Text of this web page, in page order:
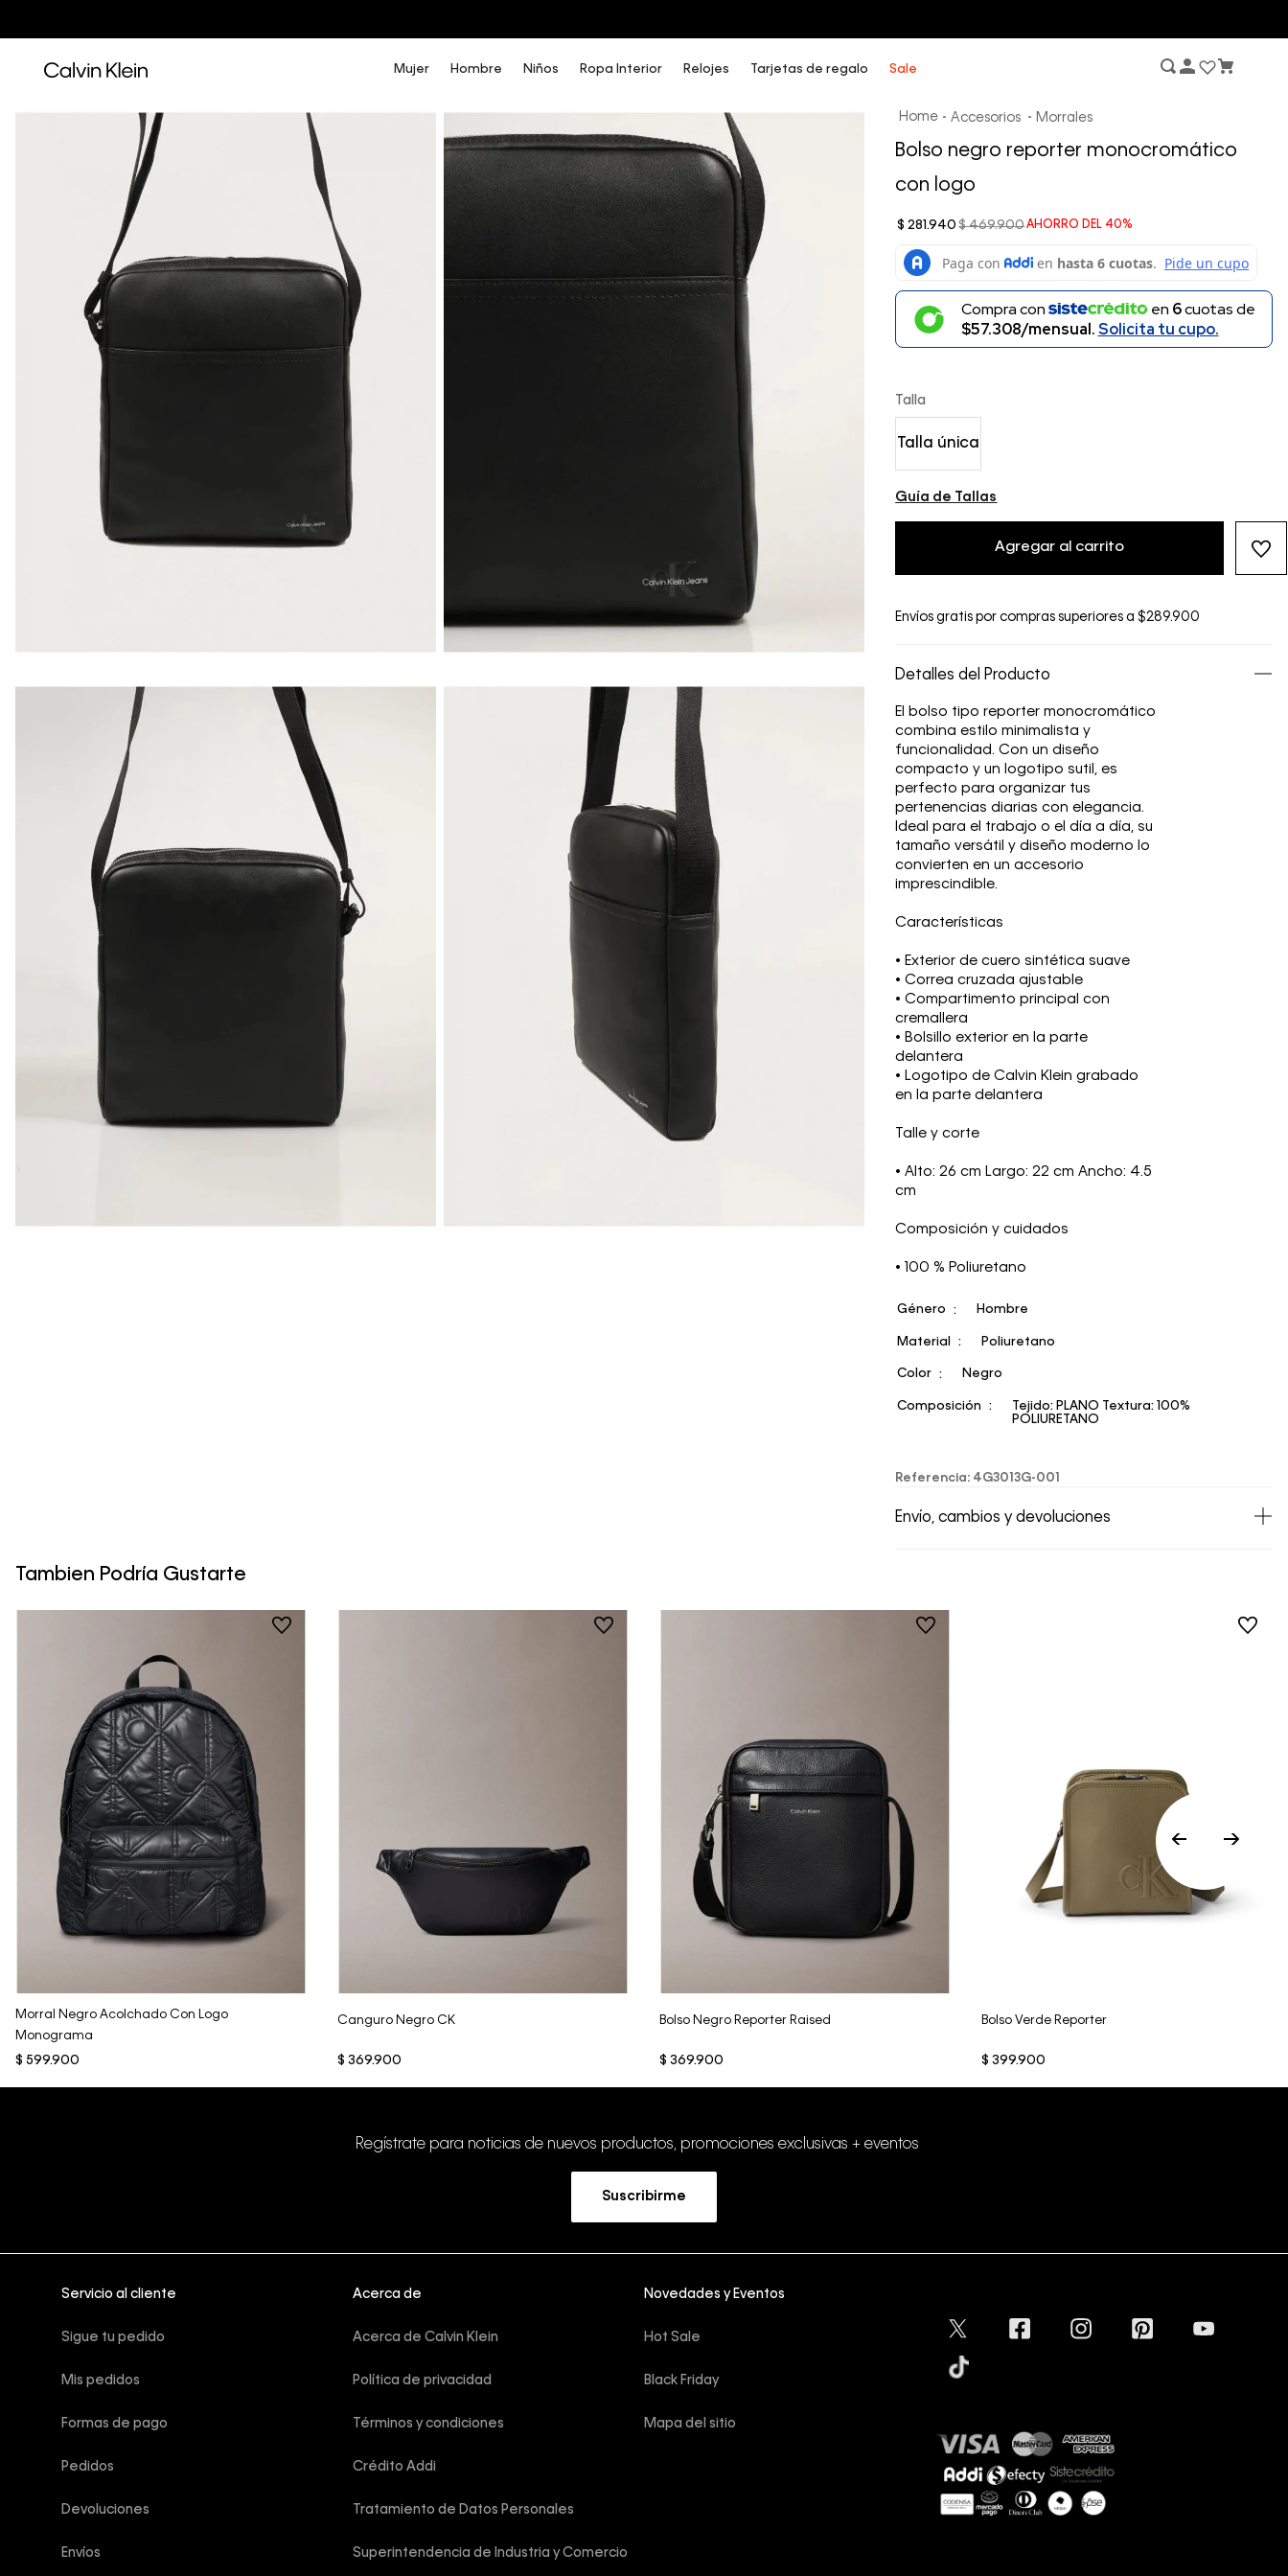
Mujer Hombre Niños Ropa Interior Relojes Tarjetas de regalo Sale
Accesorios Morrales
Bolso negro reporter monocromático
con logo
AHORRO DEL 40%
$ 469.900
$ 281.940
Compra con en 6cuotas de
$57.308/mensual.Solicita tu cupo.
Talla
Talla única
Guía de Tallas
Agregar al carrito
Envíos gratis por compras superiores a $289.900
Detalles del Producto
El bolso tipo reporter monocromático
combina estilo minimalista y
funcionalidad. Con un diseño
compacto y un logotipo sutil, es
perfecto para organizar tus
pertenencias diarias con elegancia.
Ideal para el trabajo o el día a día, su
tamaño versátil y diseño moderno lo
convierten en un accesorio
imprescindible.
Características
• Exterior de cuero sintética suave
• Correa cruzada ajustable
• Compartimento principal con
cremallera
• Bolsillo exterior en la parte
delantera
• Logotipo de Calvin Klein grabado
en la parte delantera
Talle y corte
• Alto: 26 cm Largo: 22 cm Ancho: 4.5
cm
Composición y cuidados
• 100 % Poliuretano
Género Hombre
Material Poliuretano
Color Negro
Composición
Tejido: PLANO Textura: 100%
POLIURETANO
Referencia: 4G3013G-001
Envío, cambios y devoluciones
devolver y cambiar en un período de 30 días
calendario tras la recepción.
Tambien Podría Gustarte
Morral Negro Acolchado Con Logo
Monograma
$ 599.900
Canguro Negro CK
$ 369.900
Bolso Negro Reporter Raised
$ 369.900
Bolso Verde Reporter
$ 399.900
Regístrate para noticias de nuevos productos, promociones exclusivas + eventos
Suscribirme
Servicio al cliente
Sigue tu pedido
Mis pedidos
Formas de pago
Pedidos
Devoluciones
Envíos
Acerca de
Acerca de Calvin Klein
Política de privacidad
Términos y condiciones
Crédito Addi
Tratamiento de Datos Personales
Superintendencia de Industria y Comercio
Novedades y Eventos
Hot Sale
Black Friday
Mapa del sitio